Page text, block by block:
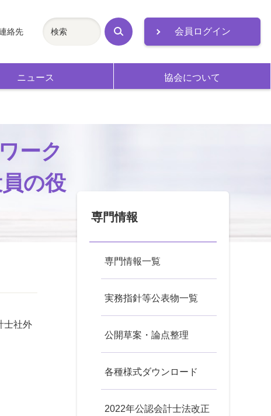
会員ログイン
ニュース 協会について
絡先
検
索
ーク
の役
士社外
専門情報
専門情報一覧
実務指針等公表物一覧
公開草案・論点整理
各種様式ダウンロード
2022年公認会計士法改正